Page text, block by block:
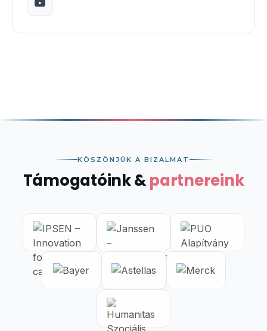
KÖSZÖNJÜK A BIZALMAT
Támogatóink &partnereink